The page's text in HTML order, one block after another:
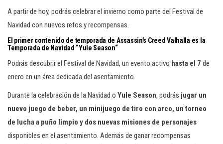
A partir de hoy, podrás celebrar el invierno como parte del Festival de
Navidad con nuevos retos y recompensas.
El primer contenido de temporada de Assassin’s Creed Valhalla es la
Temporada de Navidad “Yule Season“
Podrás descubrir el Festival de Navidad, un evento activo hasta el 7 de
enero en un área dedicada del asentamiento.
Durante la celebración de la Navidad o Yule Season, podrás jugar un
nuevo juego de beber, un minijuego de tiro con arco, un torneo
de lucha a puño limpio y dos nuevas misiones de personajes
disponibles en el asentamiento. Además de ganar recompensas